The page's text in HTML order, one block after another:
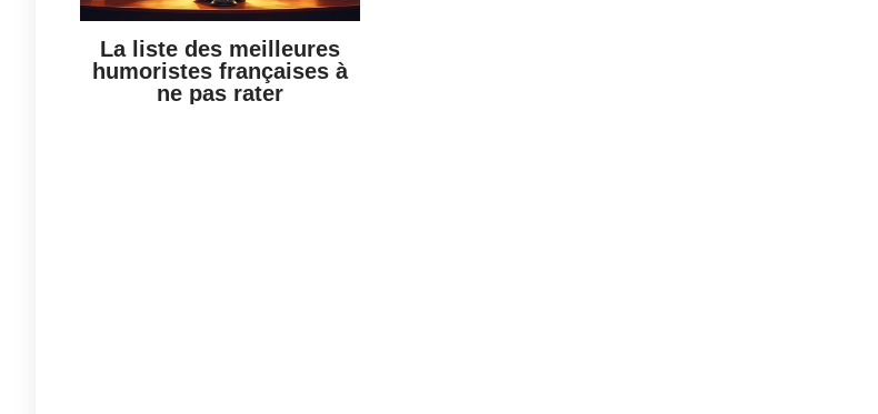
La liste des meilleures
humoristes françaises à
ne pas rater